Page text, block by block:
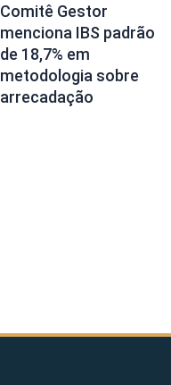
Comitê Gestor
menciona IBS padrão
de 18,7% em
metodologia sobre
arrecadação